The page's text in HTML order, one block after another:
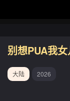
别想PUA我
大陆 2026